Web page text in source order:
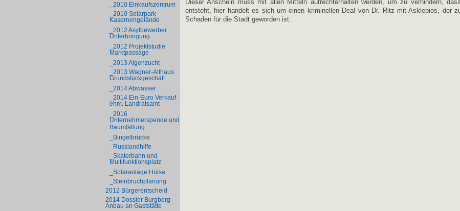
_2010 Einkaufszentrum
_2010 Solarpark
Kasernengelände
_2012 Asylbewerber
Unterbringung
_2012 Projektstudie
Marktpassage
_2013 Algenzucht
_2013 Wagner-Althaus
Grundstückgeschäft
_2014 Abwasser
_2014 Ein-Euro Verkauf
ehm. Landratsamt
_2016
Unternehmerspende und
Baumfällung
_Bingelbrücke
_Russlandhilfe
_Skaterbahn und
Multifunktionsplatz
_Solaranlage Hülsa
_Steinbruchplanung
2012 Bürgerentscheid
2014 Dossier Burgberg
Anbau an Gaststätte
Dieser Anschein muss mit allen Mitteln aufrechterhalten werden, um zu verhindern,
entsteht, hier handelt es sich um einen kriminellen Deal von Dr. Ritz mit Asklepios, der
Schaden für die Stadt geworden ist.